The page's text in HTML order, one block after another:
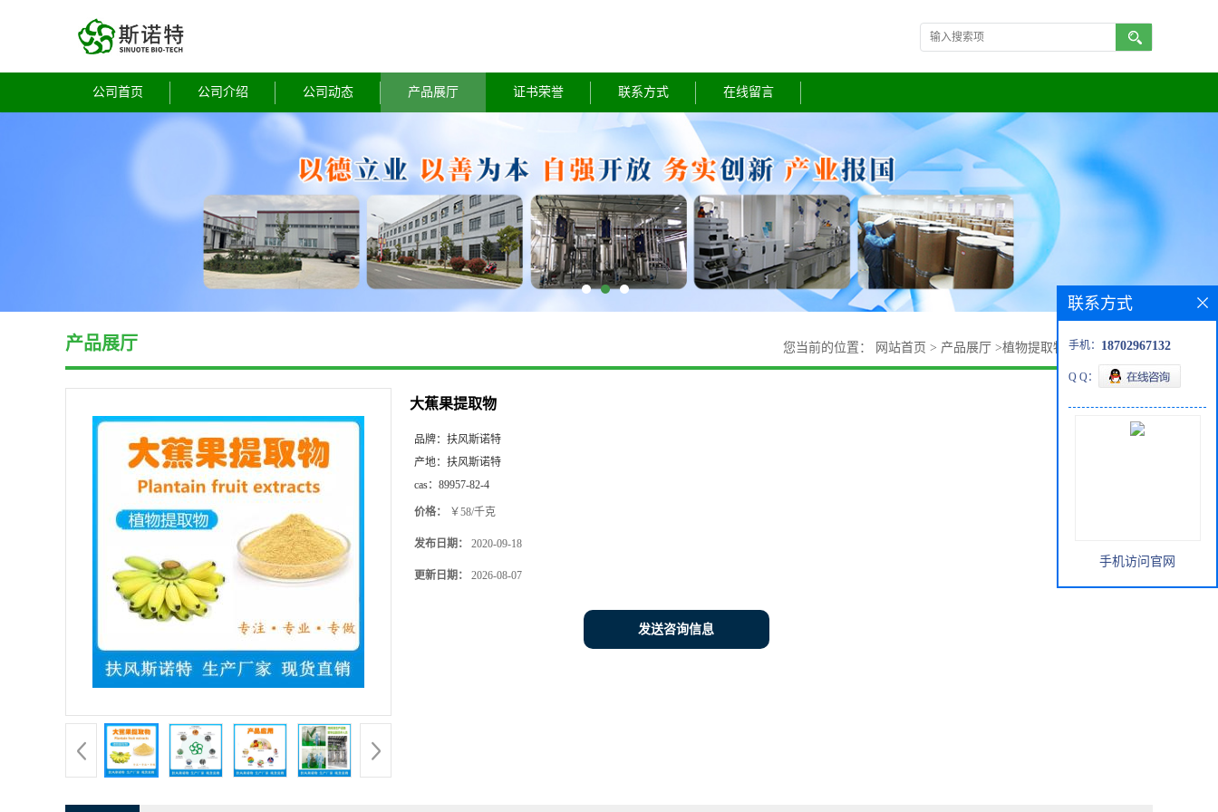
公司首页 公司介绍 公司动态 产品展厅 证书荣誉 联系方式 在线留言
产品展厅 您当前的位置： 网站首页 > 产品展厅 >植物提取物 >大蕉果提取物
大蕉果提取物
品牌： 扶风斯诺特
产地： 扶风斯诺特
cas： 89957-82-4
价格： ￥58/千克
发布日期： 2020-09-18
更新日期： 2026-08-07
发送咨询信息
联系方式
手机： 18702967132
Q Q：
手机访问官网